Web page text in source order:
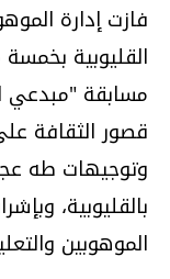
فازت إدارة
القليوبية
مسابقة "مبدعي
قصور الثقافة
وتوجيهات طه
بالقليوبية،
الموهوبين